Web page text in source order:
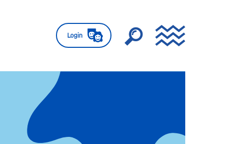
Login